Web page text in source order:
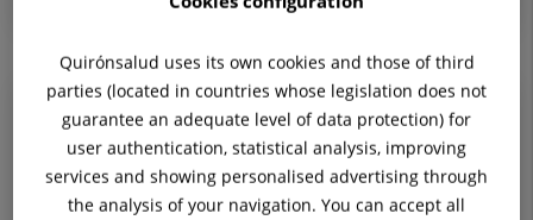
Quirónsalud uses its own cookies and those of third
parties (located in countries whose legislation does not
guarantee an adequate level of data protection) for
user authentication, statistical analysis, improving
services and showing personalised advertising through
the analysis of your navigation. You can accept all